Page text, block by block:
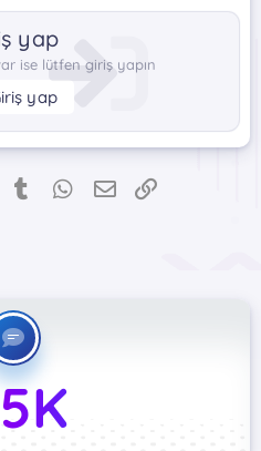
yap
ise lütfen giriş yapın
yap
PinterestTumblr WhatsApp
E-posta